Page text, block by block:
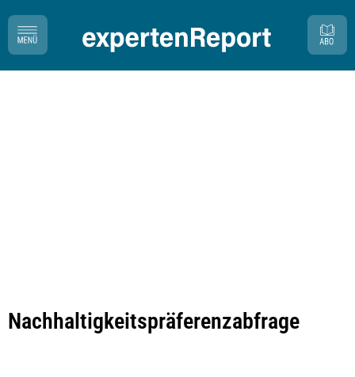
Nachhaltigkeitspräferenzabfrage